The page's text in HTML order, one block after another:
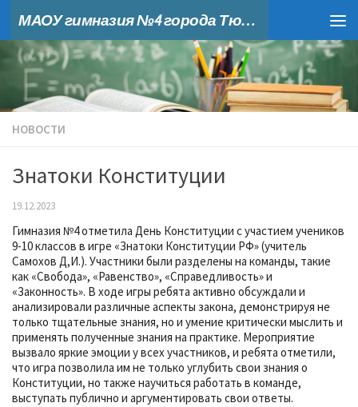
Skip to content МАОУ гимназия №4 города Тюмени
НОВОСТИ
Знатоки Конституции
19.12.2023
Гимназия №4 отметила День Конституции с участием учеников
9-10 классов в игре «Знатоки Конституции РФ» (учитель
Самохов Д,И.). Участники были разделены на команды, такие
как «Свобода», «Равенство», «Справедливость» и
«Законность». В ходе игры ребята активно обсуждали и
анализировали различные аспекты закона, демонстрируя не
только тщательные знания, но и умение критически мыслить и
применять полученные знания на практике. Мероприятие
вызвало яркие эмоции у всех участников, и ребята отметили,
что игра позволила им не только углубить свои знания о
Конституции, но также научиться работать в команде,
выступать публично и аргументировать свои ответы.